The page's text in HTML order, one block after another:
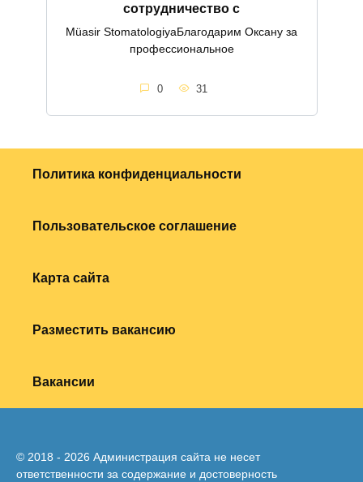
сотрудничество с
Müasir StomatologiyaБлагодарим Оксану за
профессиональное
0 31
Политика конфиденциальности
Пользовательское соглашение
Карта сайта
Разместить вакансию
Вакансии
© 2018 - 2026 Администрация сайта не несет
ответственности за содержание и достоверность